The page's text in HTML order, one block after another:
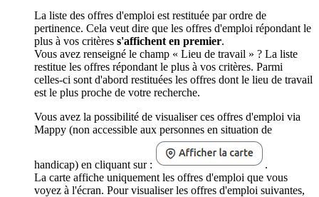
La liste des offres d'emploi est restituée par ordre de
pertinence. Cela veut dire que les offres d'emploi répondant le
plus à vos critères s'affichent en premier.
Vous avez renseigné le champ « Lieu de travail » ? La liste
restitue les offres répondant le plus à vos critères. Parmi
celles-ci sont d'abord restituées les offres dont le lieu de travail
est le plus proche de votre recherche.
Vous avez la possibilité de visualiser ces offres d'emploi via
Mappy (non accessible aux personnes en situation de
handicap) en cliquant sur :
.
La carte affiche uniquement les offres d'emploi que vous
voyez à l'écran. Pour visualiser les offres d'emploi suivantes,